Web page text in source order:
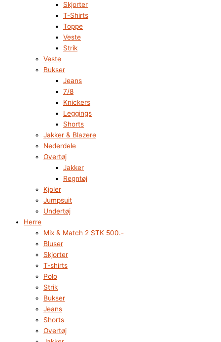
Skjorter
T-Shirts
Toppe
Veste
Strik
Veste
Bukser
Jeans
7/8
Knickers
Leggings
Shorts
Jakker & Blazere
Nederdele
Overtøj
Jakker
Regntøj
Kjoler
Jumpsuit
Undertøj
Herre
Mix & Match 2 STK 500.-
Bluser
Skjorter
T-shirts
Polo
Strik
Bukser
Jeans
Shorts
Overtøj